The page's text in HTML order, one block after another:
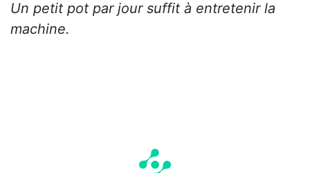
Un petit pot par jour suffit à entretenir la
machine.